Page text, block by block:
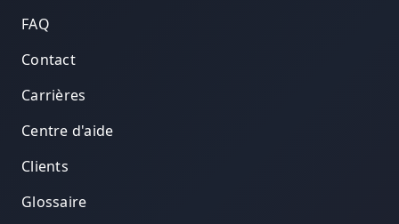
FAQ
Contact
Carrières
Centre d'aide
Clients
Glossaire